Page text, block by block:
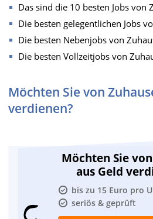
Das sind die 10 besten Jobs von
Die besten gelegentlichen Jobs
Die besten Nebenjobs von
Die besten Vollzeitjobs von
Möchten Sie von
verdienen?
Möchten Sie
aus Geld
bis zu 15 Euro pro
seriös & geprüft